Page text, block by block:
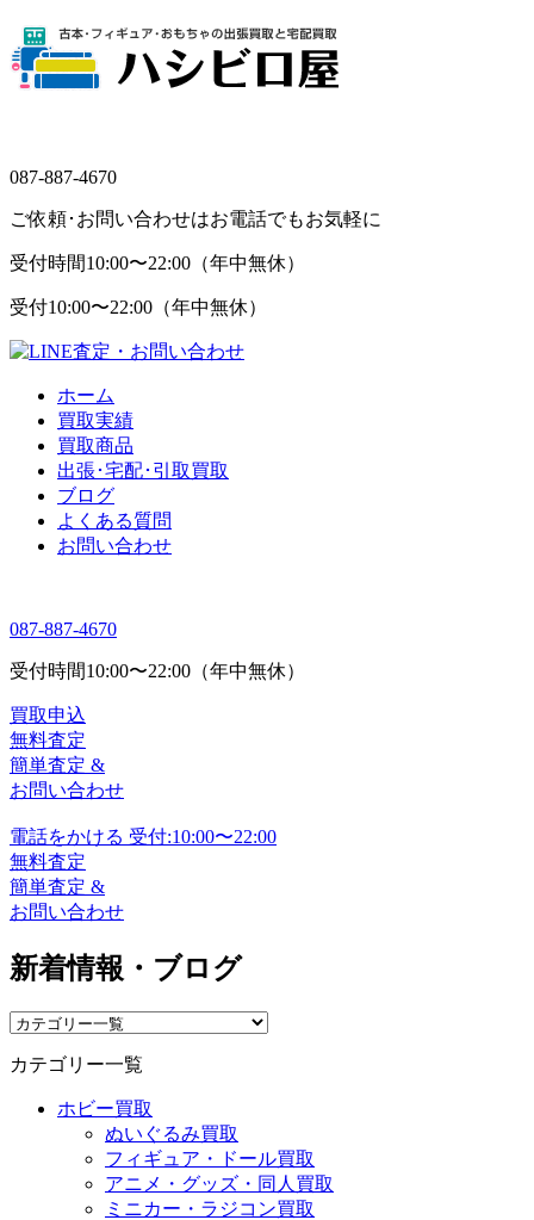
087-887-4670
ご依頼･お問い合わせはお電話でもお気軽に
受付時間10:00〜22:00（年中無休）
受付10:00〜22:00（年中無休）
ホーム
買取実績
買取商品
出張･宅配･引取買取
ブログ
よくある質問
お問い合わせ
087-887-4670
受付時間10:00〜22:00（年中無休）
買取申込
無料査定
簡単査定 &
お問い合わせ
電話をかける 受付:10:00〜22:00
無料査定
簡単査定 &
お問い合わせ
新着情報・ブログ
カテゴリー一覧
ホビー買取
ぬいぐるみ買取
フィギュア・ドール買取
アニメ・グッズ・同人買取
ミニカー・ラジコン買取